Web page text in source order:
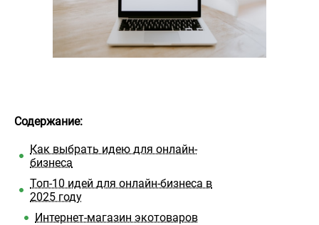
Содержание:
Как выбрать идею для онлайн-
бизнеса
Топ-10 идей для онлайн-бизнеса в
2025 году
Интернет-магазин экотоваров